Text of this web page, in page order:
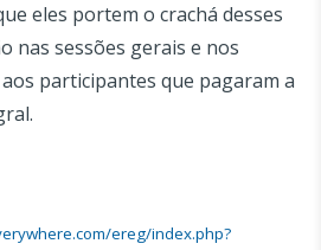
eles portem o crachá desses
nas sessões gerais e nos
participantes que pagaram a
ereg/index.php?